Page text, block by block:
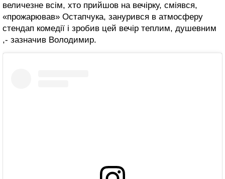
величезне всім, хто прийшов на вечірку, сміявся,
«прожарював» Остапчука, занурився в атмосферу
стендап комедії і зробив цей вечір теплим, душевним
,- зазначив Володимир.